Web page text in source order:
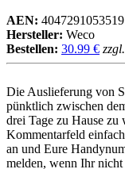
AEN: 4047291053519
Hersteller: Weco
Bestellen: 30.99 €
Die Auslieferung von
pünktlich zwischen
drei Tage zu Hause
Kommentarfeld
an und Eure
melden, wenn Ihr